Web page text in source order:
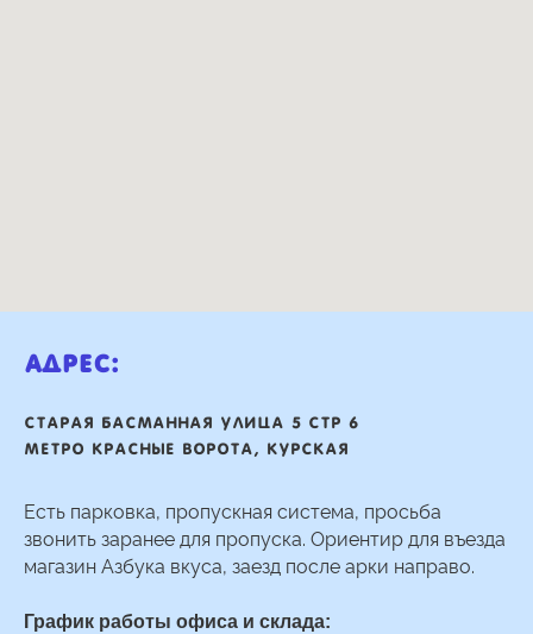
Адрес:
Старая басманная улица 5 стр 6
Метро Красные ворота, Курская
Есть парковка, пропускная система, просьба
звонить заранее для пропуска. Ориентир для въезда
магазин Азбука вкуса, заезд после арки направо.
График работы офиса и склада: